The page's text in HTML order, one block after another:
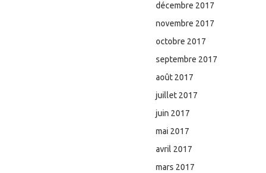
décembre 2017
novembre 2017
octobre 2017
septembre 2017
août 2017
juillet 2017
juin 2017
mai 2017
avril 2017
mars 2017